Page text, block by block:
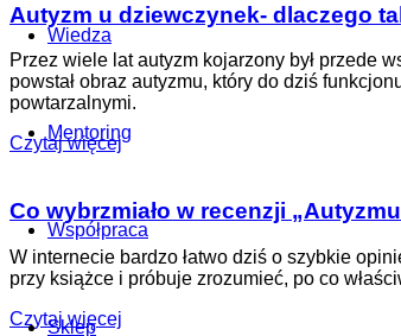
Wiedza
Mentoring
Współpraca
Sklep
Autyzm u dziewczynek- dlaczego
Przez wiele lat autyzm kojarzony był przede
powstał obraz autyzmu, który do dziś
powtarzalnymi.
Czytaj więcej
Co wybrzmiało w recenzji
W internecie bardzo łatwo dziś o szybkie
przy książce i próbuje zrozumieć, po co
Czytaj więcej